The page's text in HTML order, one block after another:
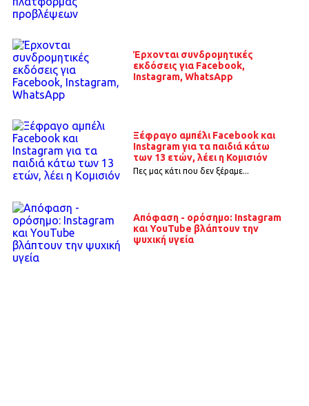
Έρχονται συνδρομητικές
εκδόσεις για Facebook,
Instagram, WhatsApp
Ξέφραγο αμπέλι Facebook και
Instagram για τα παιδιά κάτω
των 13 ετών, λέει η Κομισιόν
Πες μας κάτι που δεν ξέραμε...
Απόφαση - ορόσημο: Instagram
και YouTube βλάπτουν την
ψυχική υγεία